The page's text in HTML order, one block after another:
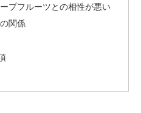
プフルーツとの相性が悪い
関係